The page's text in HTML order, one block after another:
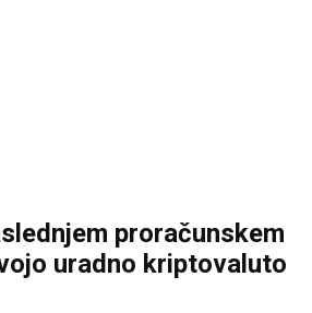
proračunskem
uradno kriptovaluto